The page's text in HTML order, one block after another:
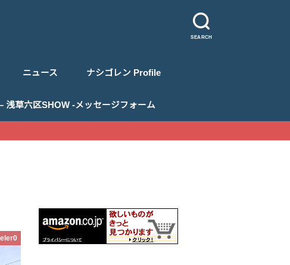
SEARCH
ニュース ナシゴレン Profile
浅草六区SHOW -メッセージフォーム